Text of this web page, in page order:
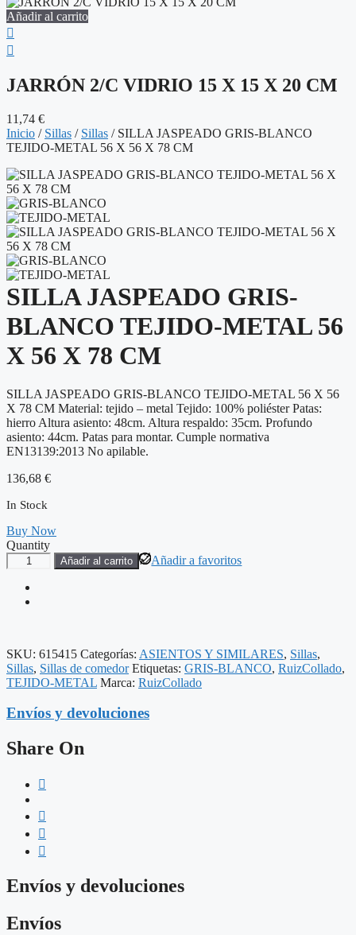
Añadir al carrito
JARRÓN 2/C VIDRIO 15 X 15 X 20 CM
11,74 €
Inicio / Sillas / Sillas / SILLA JASPEADO GRIS-BLANCO
TEJIDO-METAL 56 X 56 X 78 CM
SILLA JASPEADO GRIS-
BLANCO TEJIDO-METAL 56
X 56 X 78 CM
SILLA JASPEADO GRIS-BLANCO TEJIDO-METAL 56 X 56
X 78 CM Material: tejido – metal Tejido: 100% poliéster Patas:
hierro Altura asiento: 48cm. Altura respaldo: 35cm. Profundo
asiento: 44cm. Patas para montar. Cumple normativa
EN13139:2013 No apilable.
136,68 €
In Stock
Buy Now
Quantity
SILLA
JASPEADO
GRIS-
BLANCO
X
56
X
CM
Añadir a favoritos
Añadir al carrito
SKU: 615415 Categorías: ASIENTOS Y SIMILARES, Sillas,
Sillas, Sillas de comedor Etiquetas: GRIS-BLANCO, RuizCollado,
TEJIDO-METAL Marca: RuizCollado
Envíos y devoluciones
Share On
Envíos y devoluciones
Envíos